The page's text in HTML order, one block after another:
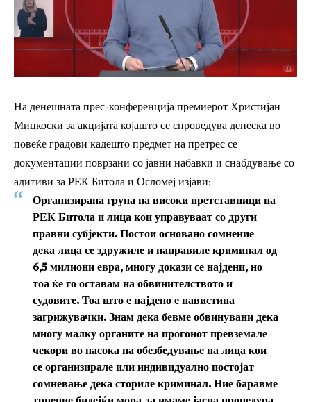
На денешната прес-конференција премиерот Христијан
Мицкоски за акцијата којашто се спроведува денеска во
повеќе градови кадешто предмет на претрес се
документации поврзани со јавни набавки и снабдување со
адитиви за РЕК Битола и Осломеј изјави:
Организирана група на високи претставници на
РЕК Битола и лица кои управуваат со други
правни субјекти. Постои основано сомнение
дека лица се здружиле и направиле криминал од
6,5 милиони евра, многу докази се најдени, но
тоа ќе го оставам на обвинителството и
судовите. Тоа што е најдено е навистина
загрижувачки. Знам дека бевмеобвинувани дека
многу малку органите на прогонот превземале
чекори во насока на обезбедување на лица кои
се организирале или индивидуално постојат
сомневање дека сториле криминал. Ние баравме